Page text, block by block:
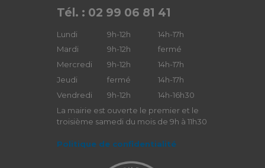
Tél. : 02 99 06 81 41
Lundi 9h-12h
14h-17h
Mardi
9h-12h
fermé
Mercredi
9h-12h
14h-17h
Jeudi
fermé
14h-17h
Vendredi
9h-12h
14h-16h30
La mairie est ouverte le premier et le
troisième samedi du mois de 9h à 11h30
Politique de confidentialité